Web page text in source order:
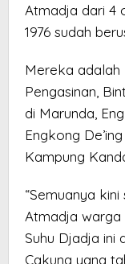
Atmadja dari 4
1976 sudah
Mereka adalah
Pengasinan,
di Marunda,
Engkong
Kampung
“Semuanya
Atmadja warga
Suhu Djadja ini
Cakung yang